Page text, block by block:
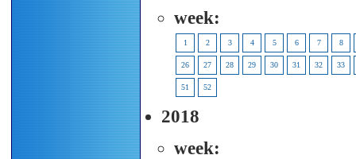
week:
1 2 3 4 5 6 7 8
26 27 28 29 30 31 32 33
51 52
2018
week: